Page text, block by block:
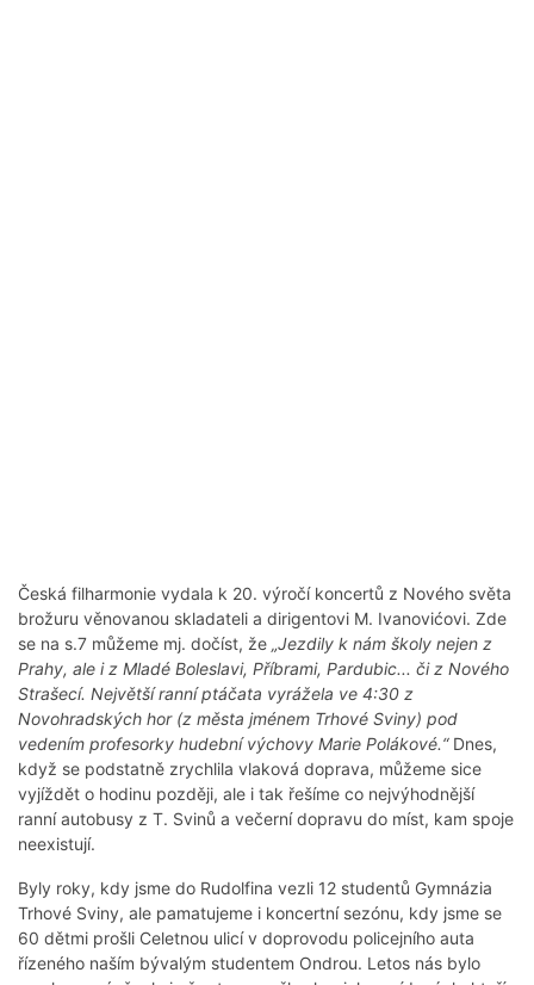
Česká filharmonie vydala k 20. výročí koncertů z Nového světa
brožuru věnovanou skladateli a dirigentovi M. Ivanovićovi. Zde
se na s.7 můžeme mj. dočíst, že „Jezdily k nám školy nejen z
Prahy, ale i z Mladé Boleslavi, Příbrami, Pardubic... či z Nového
Strašecí. Největší ranní ptáčata vyrážela ve 4:30 z
Novohradských hor (z města jménem Trhové Sviny) pod
vedením profesorky hudební výchovy Marie Polákové.“Dnes,
když se podstatně zrychlila vlaková doprava, můžeme sice
vyjíždět o hodinu později, ale i tak řešíme co nejvýhodnější
ranní autobusy z T. Svinů a večerní dopravu do míst, kam spoje
neexistují.
Byly roky, kdy jsme do Rudolfina vezli 12 studentů Gymnázia
Trhové Sviny, ale pamatujeme i koncertní sezónu, kdy jsme se
60 dětmi prošli Celetnou ulicí v doprovodu policejního auta
řízeného naším bývalým studentem Ondrou. Letos nás bylo